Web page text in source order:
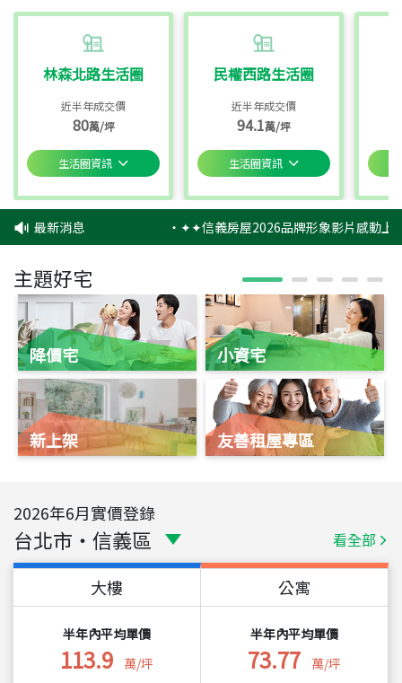
林森北路生活圈
近半年成交價
80萬/坪
生活圈資訊
民權西路生活圈
近半年成交價
94.1萬/坪
生活圈資訊
最新消息 ‧✦✦信義房屋2026品牌形象影片感動上
主題好宅
降價宅
新上架
小資宅
友善租屋專區
2026年6月實價登錄
台北市 ・ 信義區 看全部
大樓
半年內平均單價
113.9 萬/坪
公寓
半年內平均單價
73.77 萬/坪